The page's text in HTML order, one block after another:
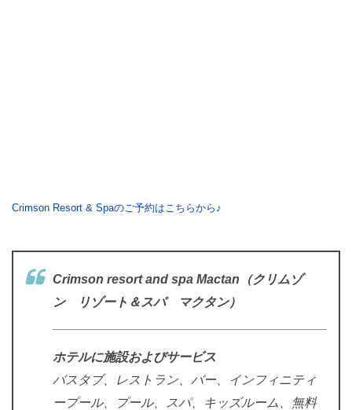
Crimson Resort & Spaのご予約はこちらから♪
Crimson resort and spa Mactan（クリムゾ
ン リゾート＆スパ マクタン）
ホテルに施設およびサービス
バスタブ、レストラン、バー、インフィニティ
ープール、プール、スパ、キッズルーム、
無料